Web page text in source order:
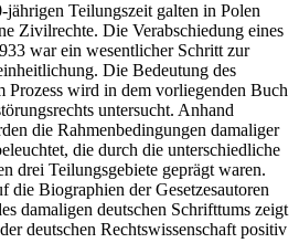
Teilungszeit galten in Polen
Zivilrechte. Die Verabschiedung eines
war ein wesentlicher Schritt zur
Die Bedeutung des
Prozess wird in dem vorliegenden Buch
untersucht. Anhand
die Rahmenbedingungen damaliger
die durch die unterschiedliche
drei Teilungsgebiete geprägt waren.
die Biographien der Gesetzesautoren
damaligen deutschen Schrifttums zeigt
deutschen Rechtswissenschaft positiv